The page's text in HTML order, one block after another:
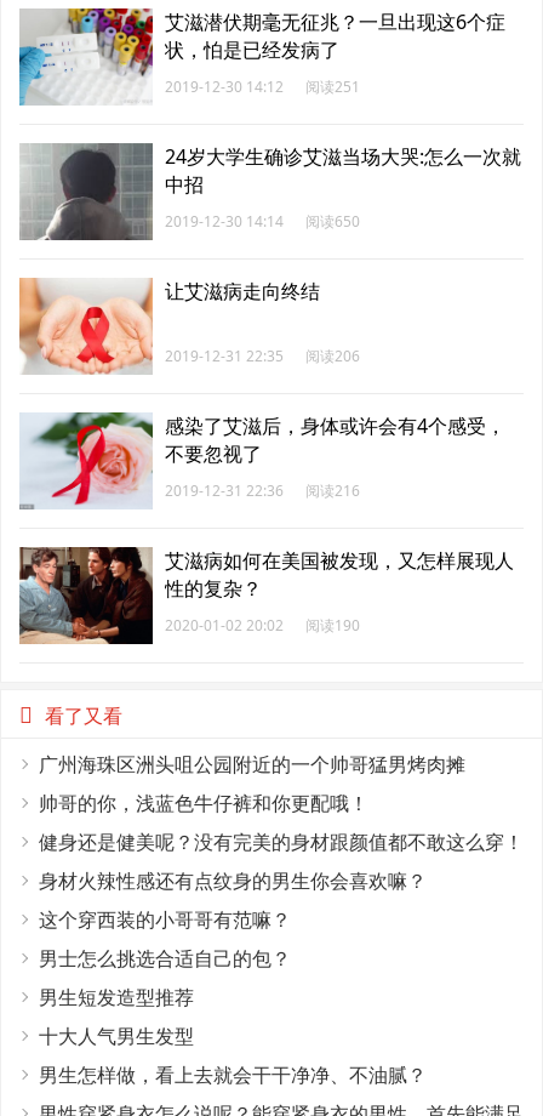
艾滋潜伏期毫无征兆？一旦出现这6个症
状，怕是已经发病了
2019-12-30 14:12 阅读251
24岁大学生确诊艾滋当场大哭:怎么一次就
中招
2019-12-30 14:14 阅读650
让艾滋病走向终结
2019-12-31 22:35 阅读206
感染了艾滋后，身体或许会有4个感受，
不要忽视了
2019-12-31 22:36 阅读216
艾滋病如何在美国被发现，又怎样展现人
性的复杂？
2020-01-02 20:02 阅读190
看了又看
广州海珠区洲头咀公园附近的一个帅哥猛男烤肉摊
帅哥的你，浅蓝色牛仔裤和你更配哦！
健身还是健美呢？没有完美的身材跟颜值都不敢这么穿！
身材火辣性感还有点纹身的男生你会喜欢嘛？
这个穿西装的小哥哥有范嘛？
男士怎么挑选合适自己的包？
男生短发造型推荐
十大人气男生发型
男生怎样做，看上去就会干干净净、不油腻？